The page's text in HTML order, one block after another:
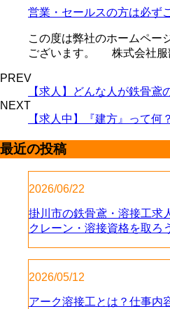
営業・セールスの方は必ず
この度は弊社のホームペー
ございます。 株式会社服
PREV
【求人】どんな人が鉄骨鳶
NEXT
【求人中】『建方』って何
最近の投稿
2026/06/22
掛川市の鉄骨鳶・溶接工求
クレーン・溶接資格を取ろ
2026/05/12
アーク溶接工とは？仕事内